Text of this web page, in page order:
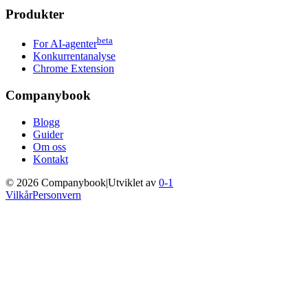
Produkter
For AI-agenterbeta
Konkurrentanalyse
Chrome Extension
Companybook
Blogg
Guider
Om oss
Kontakt
© 2026 Companybook|Utviklet av 0-1
VilkårPersonvern